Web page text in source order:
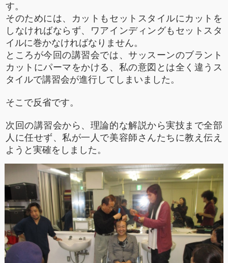
す。
そのためには、カットもセットスタイルにカットを
しなければならず、ワアインディングもセットスタ
イルに巻かなければなりません。
ところが今回の講習会では、サッスーンのブラント
カットにパーマをかける、私の意図とは全く違うス
タイルで講習会が進行してしまいました。
そこで反省です。
次回の講習会から、理論的な解説から実技まで全部
人に任せず、私が一人で美容師さんたちに教え伝え
ようと実確をしました。